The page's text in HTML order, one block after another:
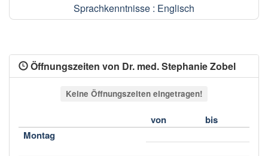
Sprachkenntnisse : Englisch
Öffnungszeiten von Dr. med. Stephanie Zobel
Keine Öffnungszeiten eingetragen!
von
bis
Montag